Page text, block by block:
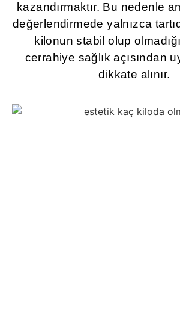
kazandırmaktır. Bu nedenle
değerlendirmede yalnızca
kilonun stabil olup
cerrahiye sağlık açısından
dikkate alınır.